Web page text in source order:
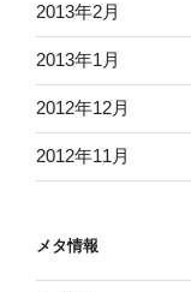
2013年2月
2013年1月
2012年12月
2012年11月
メタ情報